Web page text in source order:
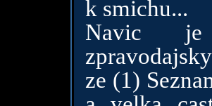
k smichu...
Navic
ze (1)